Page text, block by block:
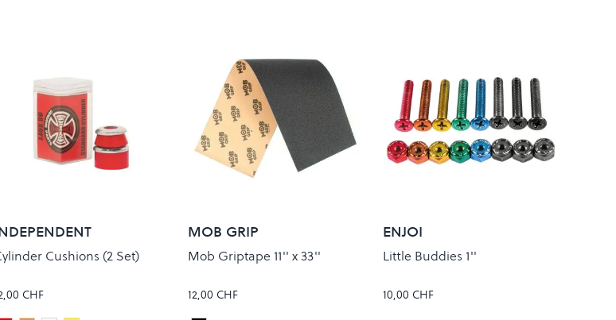
Cushions (2 Set)
CHF
MOB GRIP
Mob Griptape 11'' x 33''
12,00 CHF
ENJOI
Little Buddies 1''
10,00 CHF